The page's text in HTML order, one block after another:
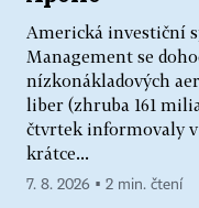
Americká investiční
Management se
nízkonákladových
liber (zhruba 161
čtvrtek informovaly
krátce...
7. 8. 2026 ▪ 2 min. čtení